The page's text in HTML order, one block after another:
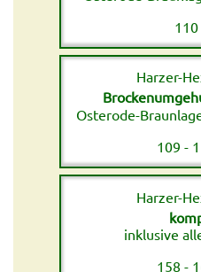
Harzer-
Osterode-
109 -
Harzer-
inklusive
158 -